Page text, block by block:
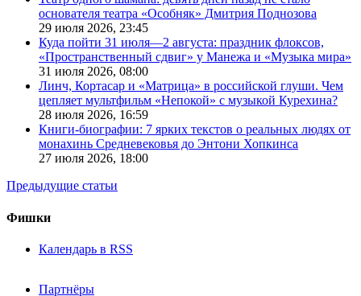
основателя театра «Особняк» Дмитрия Поднозова
29 июля 2026, 23:45
Куда пойти 31 июля—2 августа: праздник флоксов,
«Пространственный сдвиг» у Манежа и «Музыка мира»
31 июля 2026, 08:00
Линч, Кортасар и «Матрица» в российской глуши. Чем
цепляет мультфильм «Непокой» с музыкой Курехина?
28 июля 2026, 16:59
Книги-биографии: 7 ярких текстов о реальных людях от
монахинь Средневековья до Энтони Хопкинса
27 июля 2026, 18:00
Предыдущие статьи
Фишки
Календарь в RSS
Партнёры